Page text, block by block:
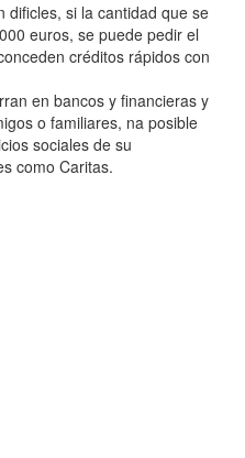
dificles, si la cantidad que se
euros, se puede pedir el
créditos rápidos con
en bancos y financieras y
o familiares, na posible
sociales de su
como Caritas.